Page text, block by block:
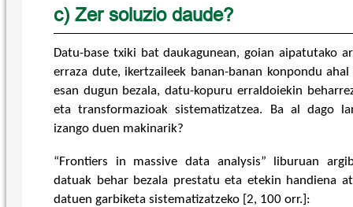
c) Zer soluzio daude?
Datu-base txiki bat daukagunean, goian aipatutako
erraza dute, ikertzaileek banan-banan konpondu
esan dugun bezala, datu-kopuru erraldoiekin
eta transformazioak sistematizatzea. Ba al dago
izango duen makinarik?
“Frontiers in massive data analysis” liburuan
datuak behar bezala prestatu eta etekin handiena
datuen garbiketa sistematizatzeko [2, 100 orr.]: